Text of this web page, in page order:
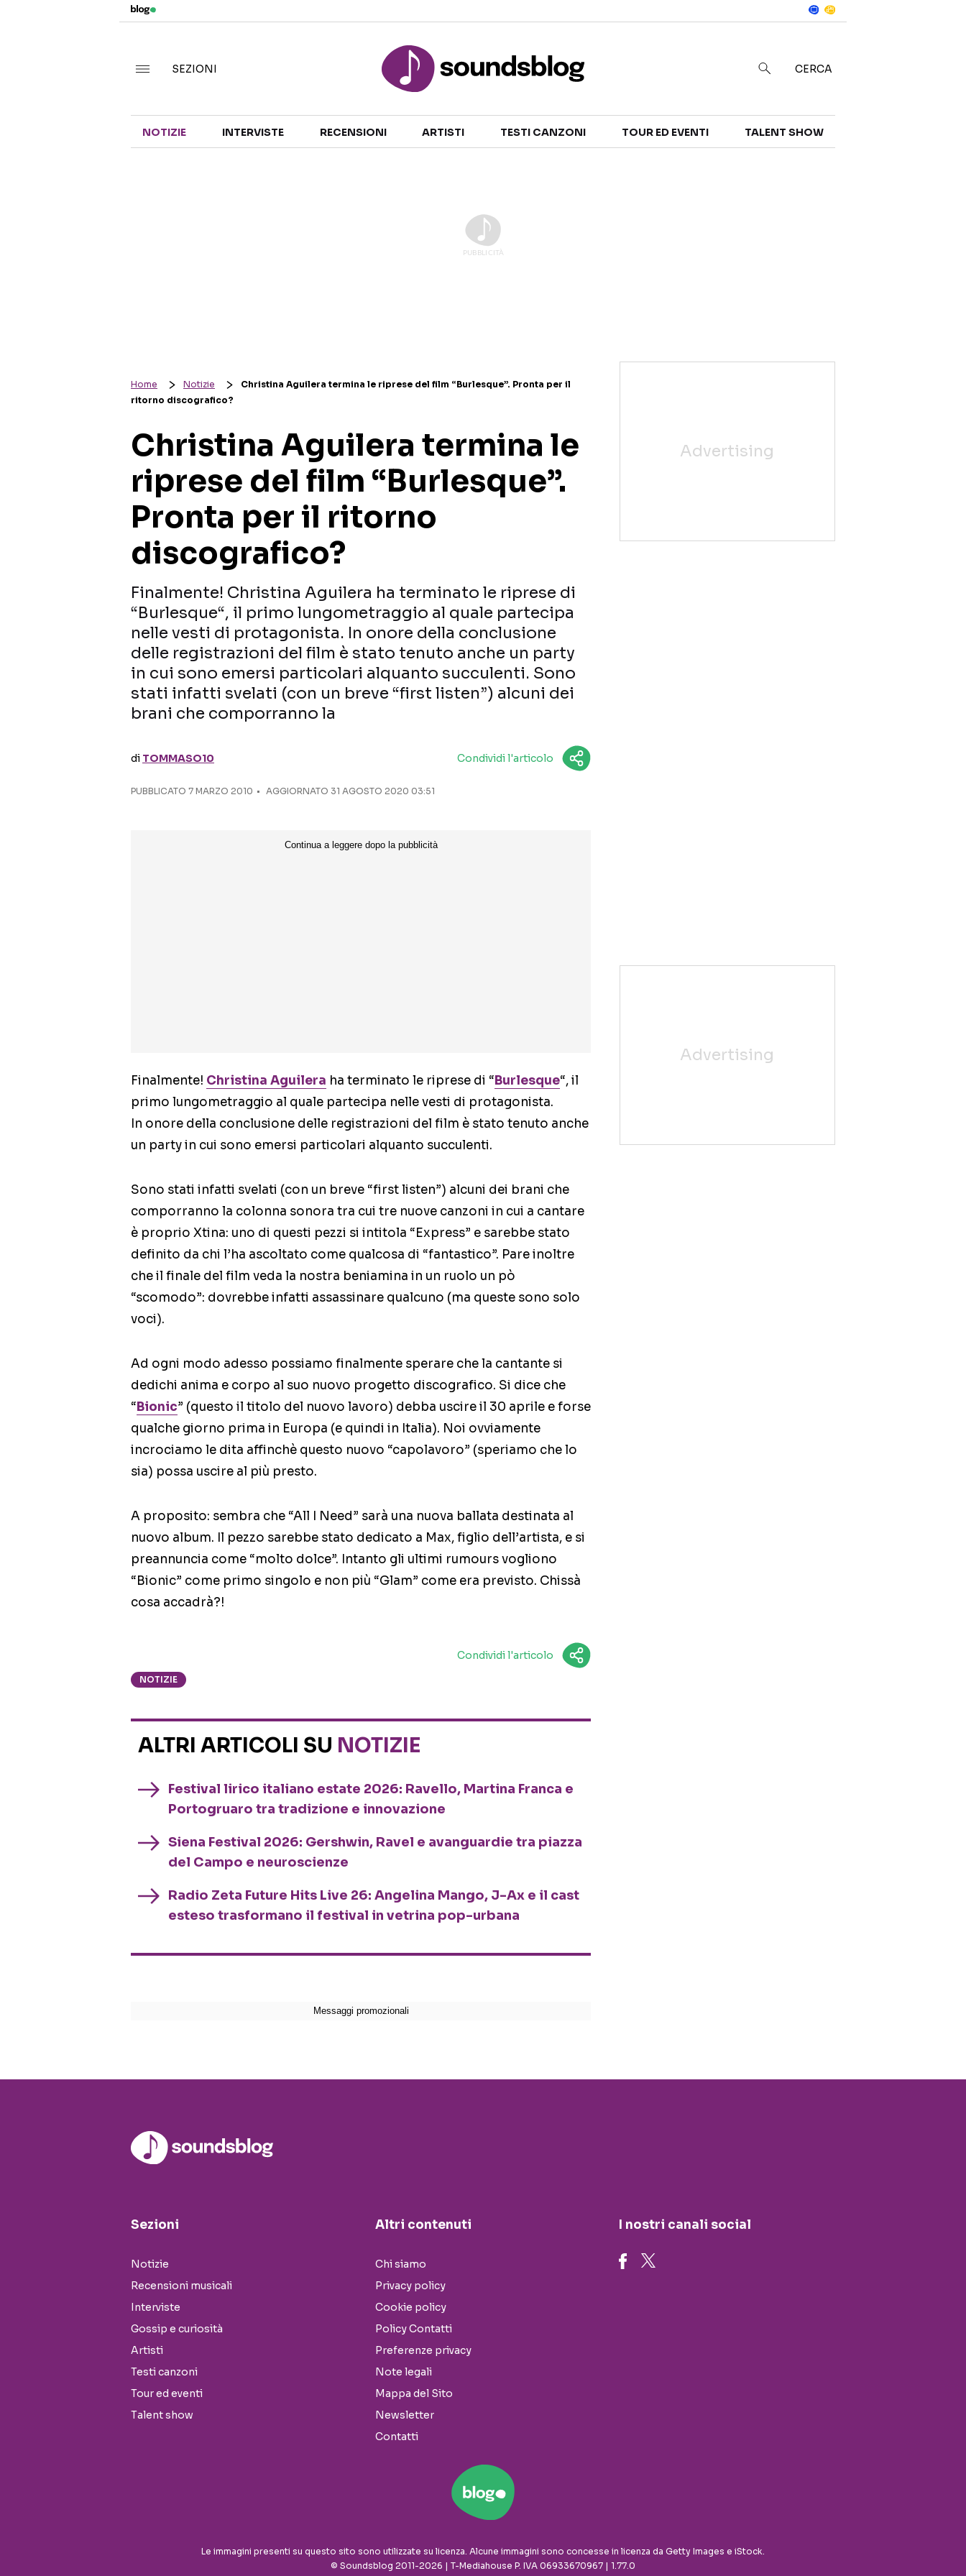
TALENT SHOW
SEZIONI CERCA
NOTIZIE INTERVISTE RECENSIONI ARTISTI TESTI CANZONI TOUR ED EVENTI TALENT SHOW
Home Notizie
Christina Aguilera termina le riprese del film “Burlesque”. Pronta per il
ritorno discografico?
Christina Aguilera termina le
riprese del film “Burlesque”.
Pronta per il ritorno
discografico?
Finalmente! Christina Aguilera ha terminato le riprese di
“Burlesque“, il primo lungometraggio al quale partecipa
nelle vesti di protagonista. In onore della conclusione
delle registrazioni del film è stato tenuto anche un party
in cui sono emersi particolari alquanto succulenti. Sono
stati infatti svelati (con un breve “first listen”) alcuni dei
brani che comporranno la
di TOMMASO10 Condividi l'articolo
PUBBLICATO 7 MARZO 2010 AGGIORNATO 31 AGOSTO 2020 03:51
Finalmente! Christina Aguilera ha terminato le riprese di “Burlesque“, il
primo lungometraggio al quale partecipa nelle vesti di protagonista.
In onore della conclusione delle registrazioni del film è stato tenuto anche
un party in cui sono emersi particolari alquanto succulenti.
Sono stati infatti svelati (con un breve “first listen”) alcuni dei brani che
comporranno la colonna sonora tra cui tre nuove canzoni in cui a cantare
è proprio Xtina: uno di questi pezzi si intitola “Express” e sarebbe stato
definito da chi l’ha ascoltato come qualcosa di “fantastico”. Pare inoltre
che il finale del film veda la nostra beniamina in un ruolo un pò
“scomodo”: dovrebbe infatti assassinare qualcuno (ma queste sono solo
voci).
Ad ogni modo adesso possiamo finalmente sperare che la cantante si
dedichi anima e corpo al suo nuovo progetto discografico. Si dice che
“Bionic” (questo il titolo del nuovo lavoro) debba uscire il 30 aprile e forse
qualche giorno prima in Europa (e quindi in Italia). Noi ovviamente
incrociamo le dita affinchè questo nuovo “capolavoro” (speriamo che lo
sia) possa uscire al più presto.
A proposito: sembra che “All I Need” sarà una nuova ballata destinata al
nuovo album. Il pezzo sarebbe stato dedicato a Max, figlio dell’artista, e si
preannuncia come “molto dolce”. Intanto gli ultimi rumours vogliono
“Bionic” come primo singolo e non più “Glam” come era previsto. Chissà
cosa accadrà?!
Condividi l'articolo
NOTIZIE
ALTRI ARTICOLI SU NOTIZIE
Festival lirico italiano estate 2026: Ravello, Martina Franca e
Portogruaro tra tradizione e innovazione
Siena Festival 2026: Gershwin, Ravel e avanguardie tra piazza
del Campo e neuroscienze
Radio Zeta Future Hits Live 26: Angelina Mango, J-Ax e il cast
esteso trasformano il festival in vetrina pop-urbana
Sezioni
Notizie
Recensioni musicali
Interviste
Gossip e curiosità
Artisti
Testi canzoni
Tour ed eventi
Talent show
Altri contenuti
Chi siamo
Privacy policy
Cookie policy
Policy Contatti
Preferenze privacy
Note legali
Mappa del Sito
Newsletter
Contatti
I nostri canali social
Le immagini presenti su questo sito sono utilizzate su licenza. Alcune immagini sono concesse in licenza da Getty Images e iStock.
© Soundsblog 2011-2026 | T-Mediahouse P. IVA 06933670967 | 1.77.0